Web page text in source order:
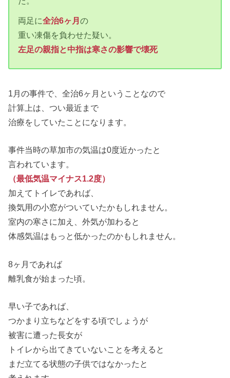
両足に全治6ヶ月の
重い凍傷を負わせた疑い。
左足の親指と中指は寒さの影響で壊死
1月の事件で、全治6ヶ月ということなので
計算上は、つい最近まで
治療をしていたことになります。
事件当時の草加市の気温は0度近かったと
言われています。
（最低気温マイナス1.2度）
加えてトイレであれば、
換気用の小窓がついていたかもしれません。
室内の寒さに加え、外気が加わると
体感気温はもっと低かったのかもしれません。
8ヶ月であれば
離乳食が始まった頃。
早い子であれば、
つかまり立ちなどをする頃でしょうが
被害に遭った長女が
トイレから出てきていないことを考えると
まだ立てる状態の子供ではなかったと